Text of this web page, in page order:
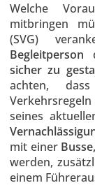
Welche
mitbringen
(SVG)
Begleitperson
sicher zu
achten,
seines
mit einer
werden,
einem